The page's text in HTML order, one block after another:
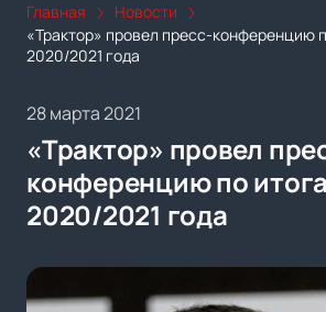
Главная
Новости
«Трактор» провел пресс-конференцию
2020/2021 года
28 марта 2021
«Трактор» провел
конференцию по
2020/2021 года